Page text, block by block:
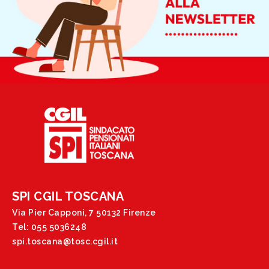
SPI CGIL TOSCANA
Via Pier Capponi, 7 50132 Firenze
Tel: 055 5036248
spi.toscana@tosc.cgil.it